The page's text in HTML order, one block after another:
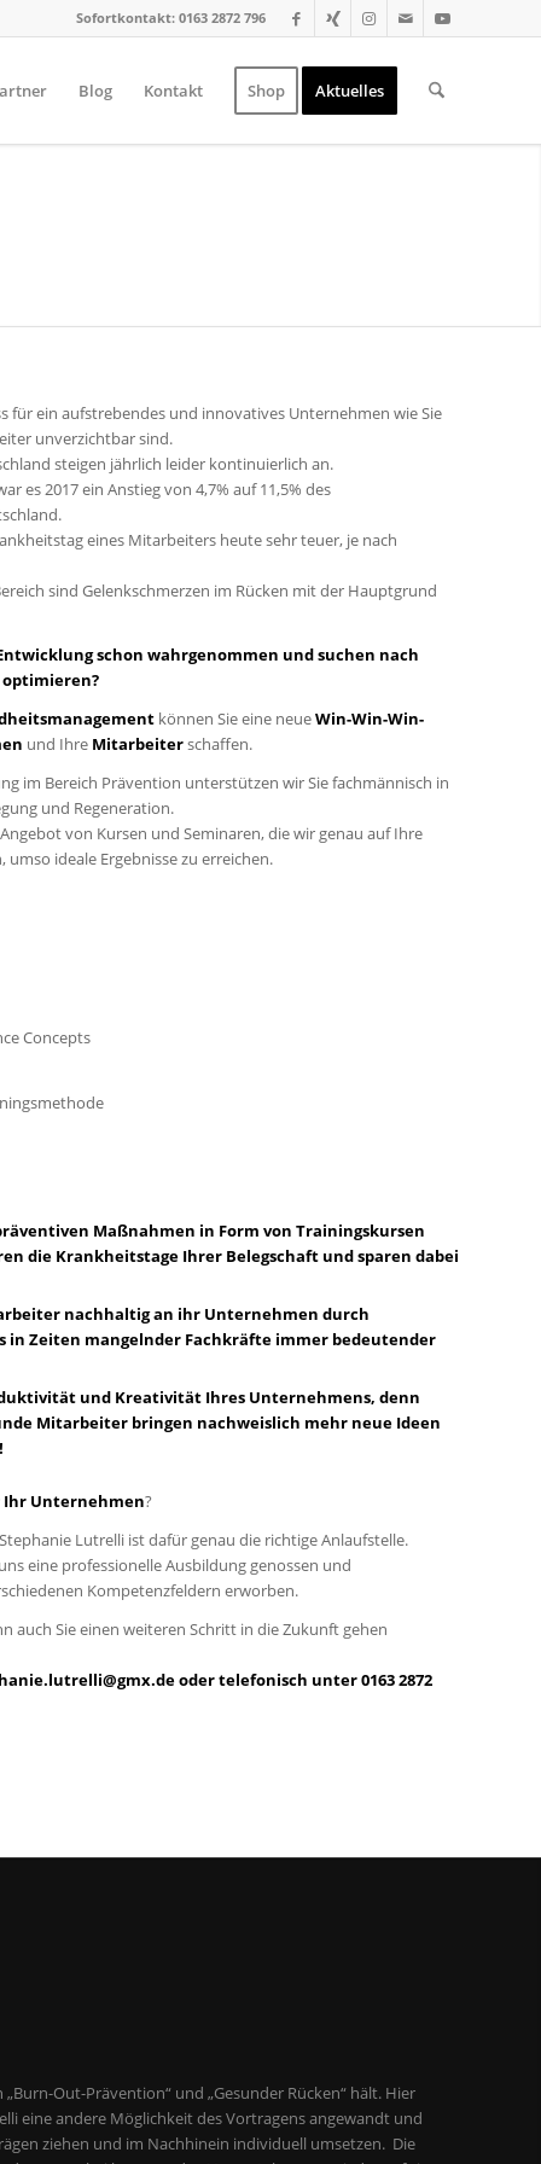
Sofortkontakt: 0163 2872 796
Blog Kontakt Shop Aktuelles
für ein aufstrebendes und innovatives Unternehmen wie Sie
unverzichtbar sind.
steigen jährlich leider kontinuierlich an.
es 2017 ein Anstieg von 4,7% auf 11,5% des
eines Mitarbeiters heute sehr teuer, je nach
sind Gelenkschmerzen im Rücken mit der Hauptgrund
schon wahrgenommen und suchen nach
können Sie eine neueWin-Win-Win-
und Ihre Mitarbeiterschaffen.
im Bereich Prävention unterstützen wir Sie fachmännisch in
und Regeneration.
von Kursen und Seminaren, die wir genau auf Ihre
ideale Ergebnisse zu erreichen.
Concepts
Maßnahmen in Form von Trainingskursen
die Krankheitstage Ihrer Belegschaft und sparen dabei
nachhaltig an ihr Unternehmen durch
in Zeiten mangelnder Fachkräfte immer bedeutender
und Kreativität Ihres Unternehmens, denn
Mitarbeiter bringen nachweislich mehr neue Ideen
Unternehmen?
Lutrelli ist dafür genau die richtige Anlaufstelle.
eine professionelle Ausbildung genossen und
Kompetenzfeldern erworben.
auch Sie einen weiteren Schritt in die Zukunft gehen
oder telefonisch unter0163 2872
Out-Prävention“ und „Gesunder Rücken“ hält. Hier
eine andere Möglichkeit des Vortragens angewandt und
ziehen und im Nachhinein individuell umsetzen. Die